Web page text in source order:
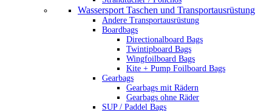
Wassersport Taschen und Transportausrüstung
Andere Transportausrüstung
Boardbags
Directionalboard Bags
Twintipboard Bags
Wingfoilboard Bags
Kite + Pump Foilboard Bags
Gearbags
Gearbags mit Rädern
Gearbags ohne Räder
SUP / Paddel Bags